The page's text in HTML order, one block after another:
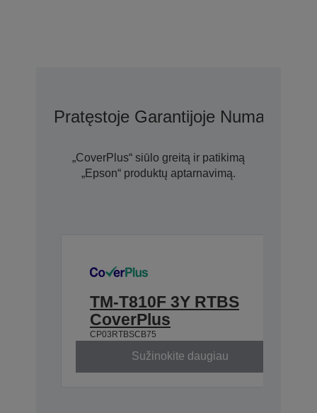
Pratęstoje Garantijoje Numatytos
„CoverPlus“ siūlo greitą ir patikimą
„Epson“ produktų aptarnavimą.
TM-T810F 3Y RTBS
CoverPlus
CP03RTBSCB75
Sužinokite daugiau